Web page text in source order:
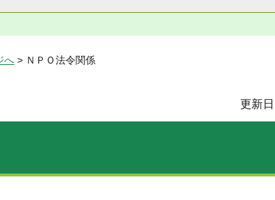
へ > ＮＰＯ法令関係
更新